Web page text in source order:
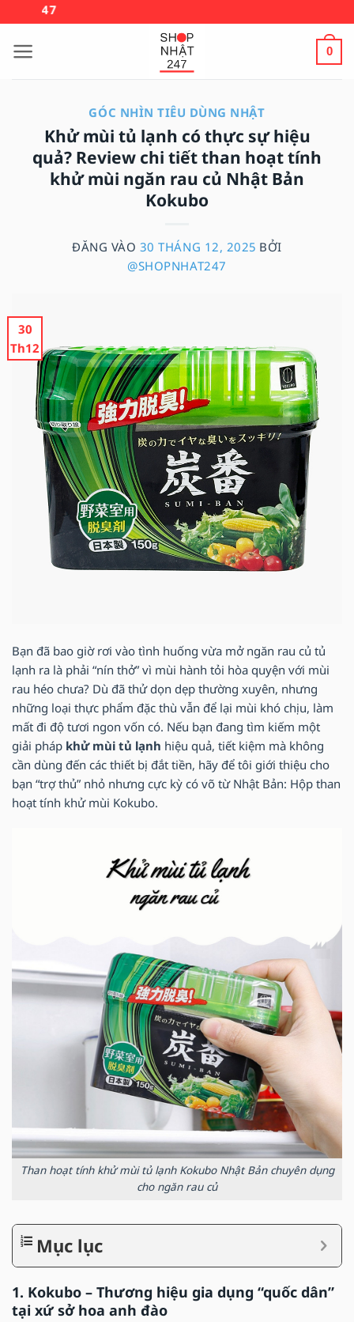
qua
nội
0
GÓC NHÌN TIÊU DÙNG NHẬT
Khử mùi tủ lạnh có thực sự hiệu
quả? Review chi tiết than hoạt tính
khử mùi ngăn rau củ Nhật Bản
Kokubo
ĐĂNG VÀO 30 THÁNG 12, 2025 BỞI
@SHOPNHAT247
30
Th12
Bạn đã bao giờ rơi vào tình huống vừa mở ngăn rau củ tủ
lạnh ra là phải “nín thở” vì mùi hành tỏi hòa quyện với mùi
rau héo chưa? Dù đã thử dọn dẹp thường xuyên, nhưng
những loại thực phẩm đặc thù vẫn để lại mùi khó chịu, làm
mất đi độ tươi ngon vốn có. Nếu bạn đang tìm kiếm một
giải pháp khử mùi tủ lạnh hiệu quả, tiết kiệm mà không
cần dùng đến các thiết bị đắt tiền, hãy để tôi giới thiệu cho
bạn “trợ thủ” nhỏ nhưng cực kỳ có võ từ Nhật Bản: Hộp than
hoạt tính khử mùi Kokubo.
Than hoạt tính khử mùi tủ lạnh Kokubo Nhật Bản chuyên dụng
cho ngăn rau củ
Mục lục
1. Kokubo – Thương hiệu gia dụng “quốc dân”
tại xứ sở hoa anh đào